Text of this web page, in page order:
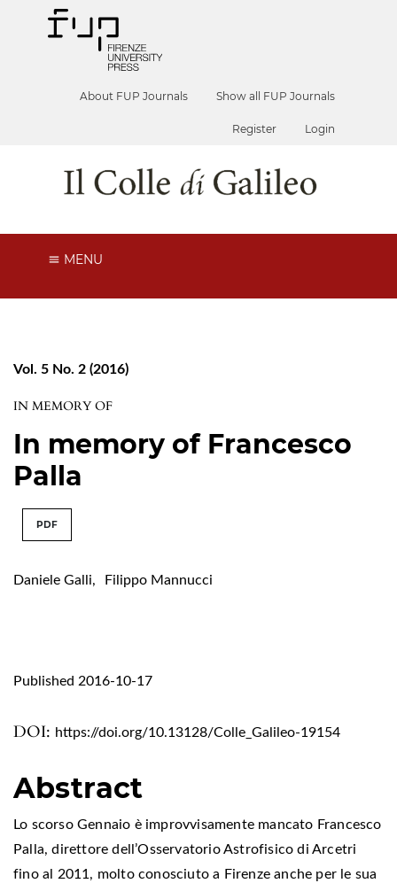
About FUP Journals Show all FUP Journals
Register Login
MENU
Vol. 5 No. 2 (2016)
IN MEMORY OF
In memory of Francesco
Palla
PDF
Daniele Galli, Filippo Mannucci
DOI: https://doi.org/10.13128/Colle_Galileo-19154
Published 2016-10-17
Abstract
Lo scorso Gennaio è improvvisamente mancato Francesco
Palla, direttore dell’Osservatorio Astrofisico di Arcetri
fino al 2011, molto conosciuto a Firenze anche per le sua